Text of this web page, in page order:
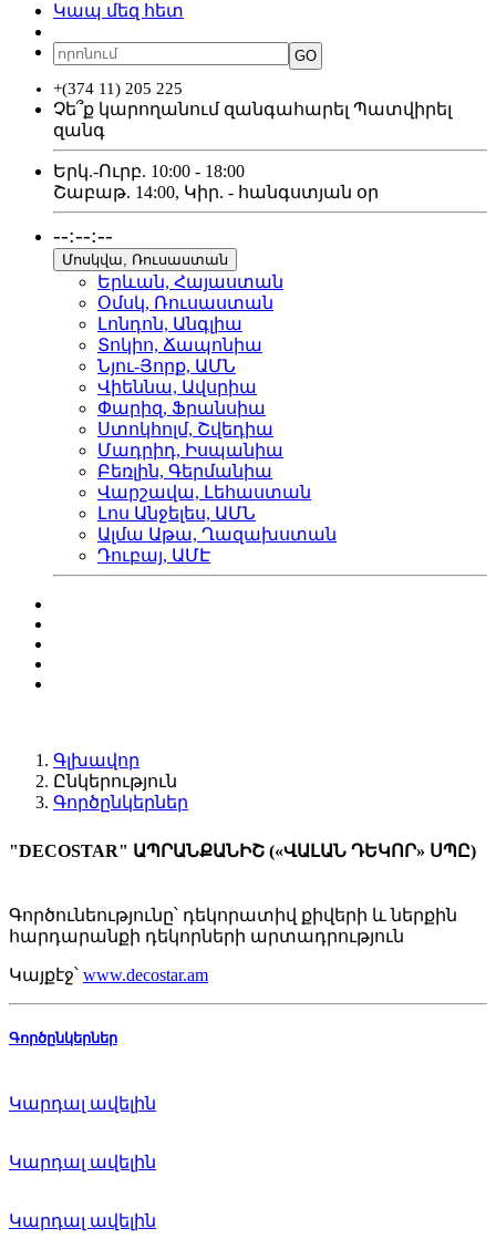
Կապ մեզ հետ
GO
+(374 11) 205 225
Չե՞ք կարողանում զանգահարել Պատվիրել
զանգ
Երկ.-Ուրբ. 10:00 - 18:00
Շաբաթ. 14:00, Կիր. - հանգստյան օր
--:--:--
Մոսկվա, Ռուսաստան
Երևան, Հայաստան
Օմսկ, Ռուսաստան
Լոնդոն, Անգլիա
Տոկիո, Ճապոնիա
Նյու-Յորք, ԱՄՆ
Վիեննա, Ավսրիա
Փարիզ, Ֆրանսիա
Ստոկհոլմ, Շվեդիա
Մադրիդ, Իսպանիա
Բեռլին, Գերմանիա
Վարշավա, Լեհաստան
Լոս Անջելես, ԱՄՆ
Ալմա Աթա, Ղազախստան
Դուբայ, ԱՄԷ
Գլխավոր
Ընկերություն
Գործընկերներ
"DECOSTAR" ԱՊՐԱՆՔԱՆԻՇ («ՎԱԼԱՆ ԴԵԿՈՐ» ՍՊԸ)
Գործունեությունը՝ դեկորատիվ քիվերի և ներքին
հարդարանքի դեկորների արտադրություն
Կայքէջ՝ www.decostar.am
Գործընկերներ
Կարդալ ավելին
Կարդալ ավելին
Կարդալ ավելին